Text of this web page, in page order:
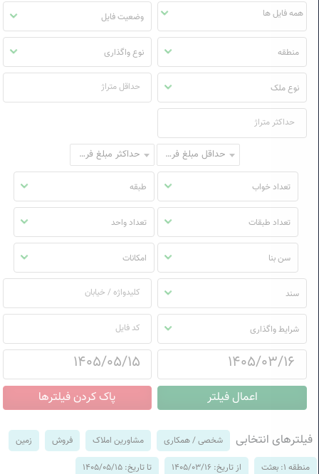
وضعیت فایل
منطقه نوع واگذاری
نوع ملک
حداقل مبلغ فروش حداکثر مبلغ فروش
تعداد خواب طبقه
تعداد طبقات تعداد واحد
سن بنا امکانات
سند
شرایط واگذاری
فیلترهای انتخابی شخصی / همکاری مشاورین املاک فروش زمین
منطقه 1: بعثت از تاریخ: 1405/03/16 تا تاریخ: 1405/05/15